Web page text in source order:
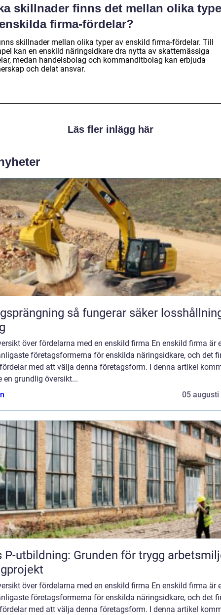
skillnader finns det mellan olika
firma-fördelar?
skillnader mellan olika typer av enskild firma-fördelar. Till
kan en enskild näringsidkare dra nytta av skattemässiga
medan handelsbolag och kommanditbolag kan erbjuda
och delat ansvar.
Läs fler inlägg här
så fungerar säker losshållning av
över fördelarna med en enskild firma En enskild firma är
företagsformerna för enskilda näringsidkare, och det
med att välja denna företagsform. I denna artikel
en grundlig översikt...
05 augusti
P-utbildning: Grunden för trygg
över fördelarna med en enskild firma En enskild firma är
företagsformerna för enskilda näringsidkare, och det
med att välja denna företagsform. I denna artikel